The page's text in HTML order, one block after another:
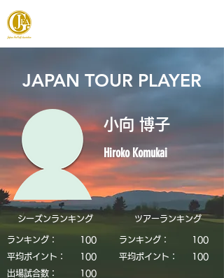
JAPAN TOUR PLAYER
小向 博子
Hiroko Komukai
シーズンランキング
ランキング：
​100
平均ポイント：
​100
​出場試合数：
​100
​ツアーランキング
ランキング：
​100
平均ポイント：
​100